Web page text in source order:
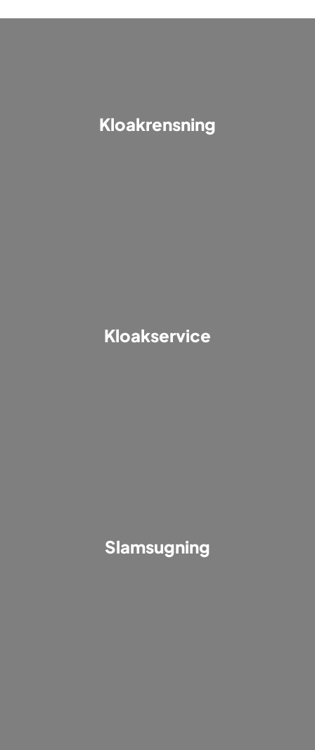
Kloakrensning
Kloakservice
Slamsugning